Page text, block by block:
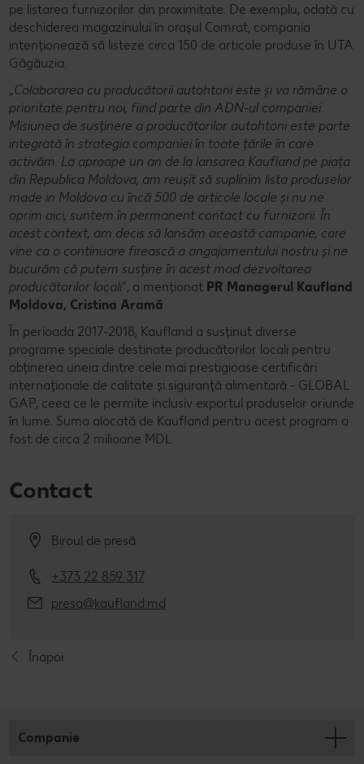
pe listarea furnizorilor din proximitate. De exemplu, odată cu
deschiderea magazinului în orașul Comrat, compania
intenționează să listeze circa 150 de articole produse în UTA
Găgăuzia.
„Colaborarea cu producătorii autohtoni este și va rămâne o
prioritate pentru noi, fiind parte din ADN-ul companiei.
Misiunea de susținere a producătorilor autohtoni este parte
integrată în strategia companiei în toate țările în care
activăm. La aproape un an de la lansarea Kaufland pe piața
din Republica Moldova, am reușit să suplinim lista produselor
made in Moldova cu încă 500 de articole locale și nu ne
oprim aici, suntem în permanent contact cu furnizorii. În
acest context, am decis să lansăm această campanie, care
vine ca o continuare firească a angajamentului nostru și ne
bucurăm că putem susține în acest mod dezvoltarea
producătorilor locali”, a menționat PR Managerul Kaufland
Moldova, Cristina Aramă
În perioada 2017-2018, Kaufland a susținut diverse
programe speciale destinate producătorilor locali pentru
obținerea uneia dintre cele mai prestigioase certificări
internaționale de calitate și siguranță alimentară - GLOBAL
GAP, ceea ce le permite inclusiv exportul produselor oriunde
în lume. Suma alocată de Kaufland pentru acest program a
fost de circa 2 milioane MDL.
Contact
Biroul de presă
+373 22 859 317
presa@kaufland.md
Înapoi
Companie